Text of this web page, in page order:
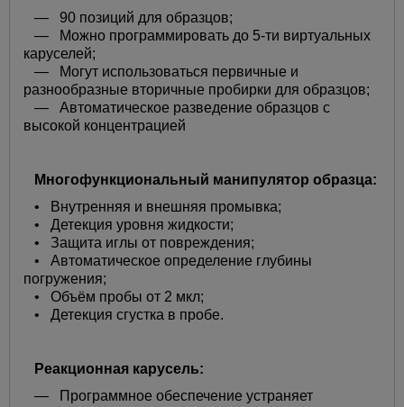
— 90 позиций для образцов;
— Можно программировать до 5-ти виртуальных
каруселей;
— Могут использоваться первичные и
разнообразные вторичные пробирки для образцов;
— Автоматическое разведение образцов с
высокой концентрацией
Многофункциональный манипулятор образца:
• Внутренняя и внешняя промывка;
• Детекция уровня жидкости;
• Защита иглы от повреждения;
• Автоматическое определение глубины
погружения;
• Объём пробы от 2 мкл;
• Детекция сгустка в пробе.
Реакционная карусель:
— Программное обеспечение устраняет